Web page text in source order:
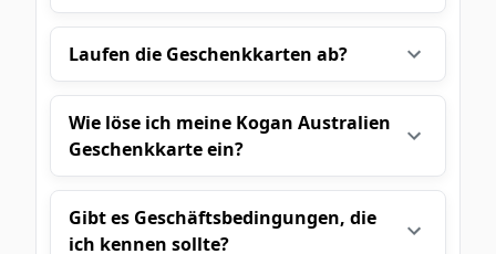
Laufen die Geschenkkarten ab?
Wie löse ich meine Kogan Australien
Geschenkkarte ein?
Gibt es Geschäftsbedingungen, die
ich kennen sollte?